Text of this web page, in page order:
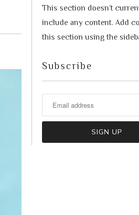
This section doesn’t
include any content. Add
this section using the
Subscribe
Your message